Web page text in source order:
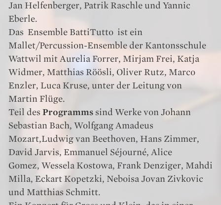
Jan Helfenberger, Patrik Raschle und Yannic
Eberle.
Das Ensemble BattiTutto ­ ist ein
Mallet/Percussion-Ensemble der Kantonsschule
Wattwil mit Aurelia Forrer, Mirjam Frei, Katja
Widmer, Matthias Röösli, Oliver Rutz, Marco
Enzler, Luca Kruse, unter der Leitung von
Martin Flüge.
Teil des Programms sind Werke von Johann
Sebastian Bach, Wolfgang Amadeus
Mozart,Ludwig van Beethoven, Hans Zimmer,
David Jarvis, Emmanuel Séjourné, Alice
Gomez, Wessela Kostowa, Frank Denziger, Mahdi
Milla, Eckart Kopetzki, Neboisa Jovan Zivkovic
und Matthias Schmitt.